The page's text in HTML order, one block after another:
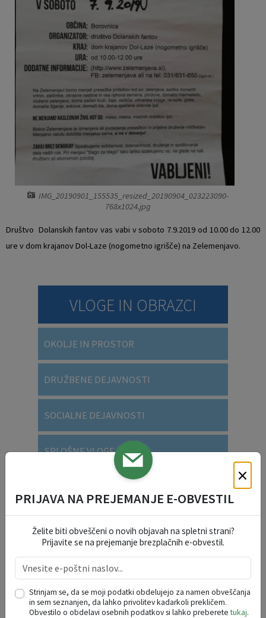
IMG_20190901_155535_resized_20190904_023223090-
768x1024.jpg
Društvo Dolanskih fantov vas vabi v soboto 7.9.2019 od 10.00 do 12.00
ure v dom krajanov Dol-Laze (nogometno igrišče) na Zelemenjavo.
VLOGE IN OBRAZCI
OKOLJE IN PROSTOR
DRUŽBENE DEJAVNOSTI
SOCIALNE DEJAVNOSTI
SPLOŠNE VLOGE
DOGODKI V REGIJI
avgust 2026
po
to sr če pe so ne
27 28 29 30 31 1
2
Varstvo osebnih podatkov
Temeljni akti občine
Strateški dokumenti
Katalog informacij javnega značaja
Notranja prijava po Zakonu o zaščiti prijaviteljev
Proračun občine
Lokalne volitve
×
PRIJAVA NA PREJEMANJE E-OBVESTIL
Želite biti obveščeni o novih objavah na spletni strani?
Prijavite se na prejemanje brezplačnih e-obvestil.
Strinjam se, da se moji podatki obdelujejo za namen obveščanja
in sem seznanjen, da lahko privolitev kadarkoli prekličem.
Obvestilo o obdelavi osebnih podatkov si lahko preberetetukaj.